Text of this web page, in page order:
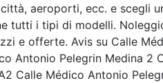
aeroporti, ecc. e scegli
tutti i tipi di modelli.
e offerte. Avis su Calle
Antonio Pelegrin Medina 2
Calle Médico Antonio